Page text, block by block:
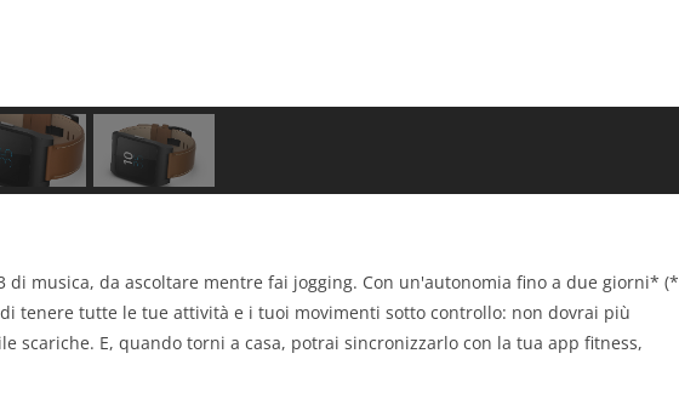
di musica, da ascoltare mentre fai jogging. Con un'autonomia fino a due giorni* (*
tenere tutte le tue attività e i tuoi movimenti sotto controllo: non dovrai più
scariche. E, quando torni a casa, potrai sincronizzarlo con la tua app fitness,